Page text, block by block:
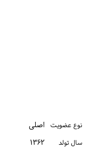
نوع عضویت اصلی
سال تولد ۱۳۶۲